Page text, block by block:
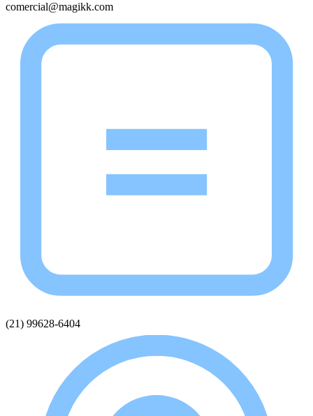
comercial@magikk.com
(21) 99628-6404